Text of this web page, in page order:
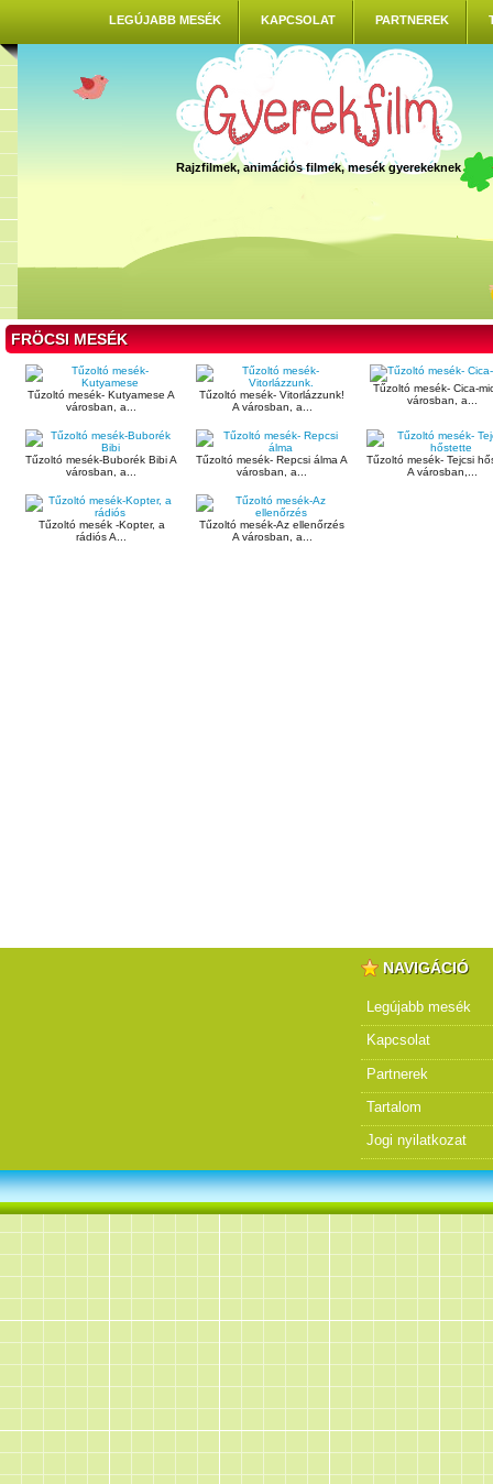
LEGÚJABB MESÉK KAPCSOLAT PARTNEREK
Rajzfilmek, animációs filmek, mesék gyerekeknek
FRÖCSI MESÉK
Tűzoltó mesék- Kutyamese A
városban, a...
Tűzoltó mesék- Vitorlázzunk!
A városban, a...
Tűzoltó mesék- Cica-
városban, a...
Tűzoltó mesék-Buborék Bibi A
városban, a...
Tűzoltó mesék- Repcsi álma A
városban, a...
Tűzoltó mesék- Tejcsi
A városban,...
Tűzoltó mesék -Kopter, a
rádiós A...
Tűzoltó mesék-Az ellenőrzés
A városban, a...
NAVIGÁCIÓ
Legújabb mesék
Kapcsolat
Partnerek
Tartalom
Jogi nyilatkozat